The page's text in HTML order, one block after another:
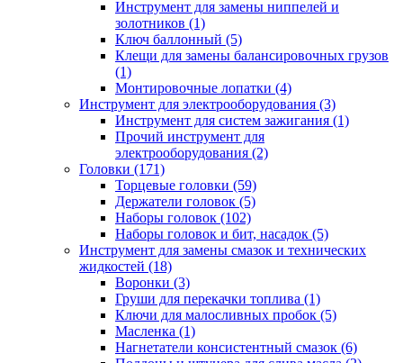
Инструмент для замены ниппелей и
золотников (1)
Ключ баллонный (5)
Клещи для замены балансировочных грузов
(1)
Монтировочные лопатки (4)
Инструмент для электрооборудования (3)
Инструмент для систем зажигания (1)
Прочий инструмент для
электрооборудования (2)
Головки (171)
Торцевые головки (59)
Держатели головок (5)
Наборы головок (102)
Наборы головок и бит, насадок (5)
Инструмент для замены смазок и технических
жидкостей (18)
Воронки (3)
Груши для перекачки топлива (1)
Ключи для малосливных пробок (5)
Масленка (1)
Нагнетатели консистентный смазок (6)